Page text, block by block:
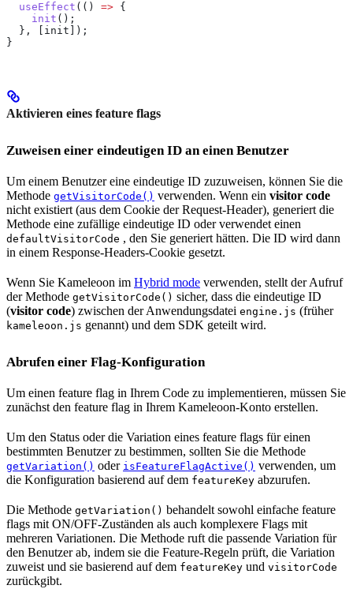
  useEffect
(() => {
    init
();
  }, [
init ]);
}
Aktivieren eines feature flags
Zuweisen einer eindeutigen ID an einen Benutzer
Um einem Benutzer eine eindeutige ID zuzuweisen, können Sie die
Methode getVisitorCode() verwenden. Wenn ein visitor code
nicht existiert (aus dem Cookie der Request-Header), generiert die
Methode eine zufällige eindeutige ID oder verwendet einen
defaultVisitorCode , den Sie generiert hätten. Die ID wird dann
in einem Response-Headers-Cookie gesetzt.
Wenn Sie Kameleoon im Hybrid mode verwenden, stellt der Aufruf
der Methode getVisitorCode() sicher, dass die eindeutige ID
(visitor code) zwischen der Anwendungsdatei engine.js (früher
kameleoon.js genannt) und dem SDK geteilt wird.
Abrufen einer Flag-Konfiguration
Um einen feature flag in Ihrem Code zu implementieren, müssen Sie
zunächst den feature flag in Ihrem Kameleoon-Konto erstellen.
Um den Status oder die Variation eines feature flags für einen
bestimmten Benutzer zu bestimmen, sollten Sie die Methode
getVariation() oder isFeatureFlagActive() verwenden, um
die Konfiguration basierend auf dem featureKey abzurufen.
Die Methode getVariation() behandelt sowohl einfache feature
flags mit ON/OFF-Zuständen als auch komplexere Flags mit
mehreren Variationen. Die Methode ruft die passende Variation für
den Benutzer ab, indem sie die Feature-Regeln prüft, die Variation
zuweist und sie basierend auf dem featureKey und visitorCode
zurückgibt.